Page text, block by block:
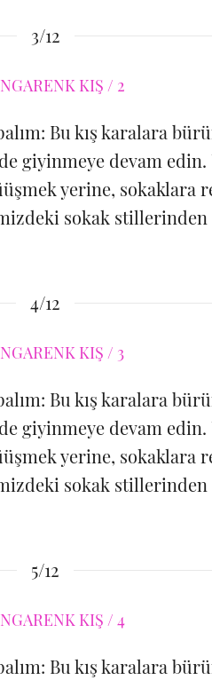
3/12
Bu kış karalara
giyinmeye devam
yerine, sokaklara
sokak stillerinden
4/12
Bu kış karalara
giyinmeye devam
yerine, sokaklara
sokak stillerinden
5/12
Bu kış karalara